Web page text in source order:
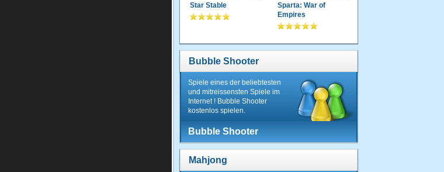
Star Stable
Sparta: War of
Empires
Bubble Shooter
Spiele eines der beliebtesten
und mitreissensten Spiele im
Internet ! Bubble Shooter
kostenlos spielen.
Bubble Shooter
Mahjong